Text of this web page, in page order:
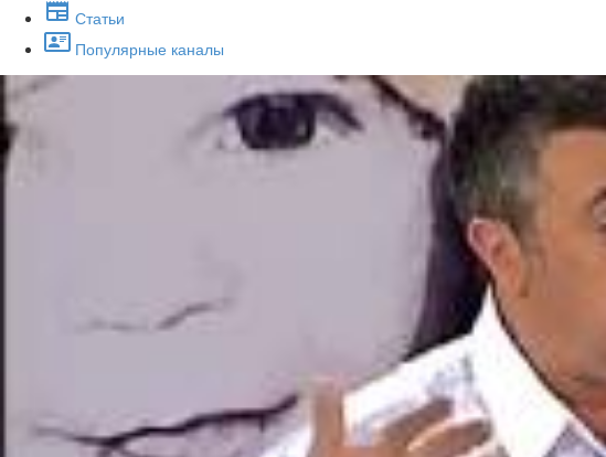
Статьи
Популярные каналы